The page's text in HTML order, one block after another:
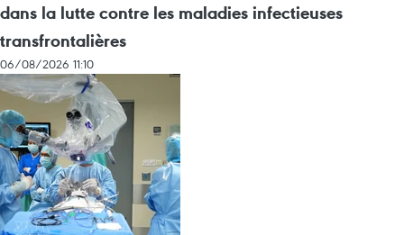
dans la lutte contre les maladies infectieuses
transfrontalières
06/08/2026 11:10